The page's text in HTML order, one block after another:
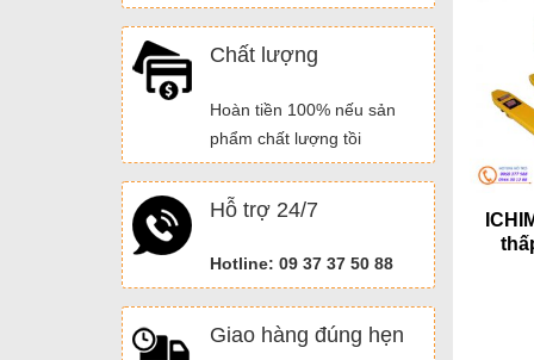
Chất lượng
Hoàn tiền 100% nếu sản
phẩm chất lượng tồi
Hỗ trợ 24/7
Hotline: 09 37 37 50 88
Giao hàng đúng hẹn